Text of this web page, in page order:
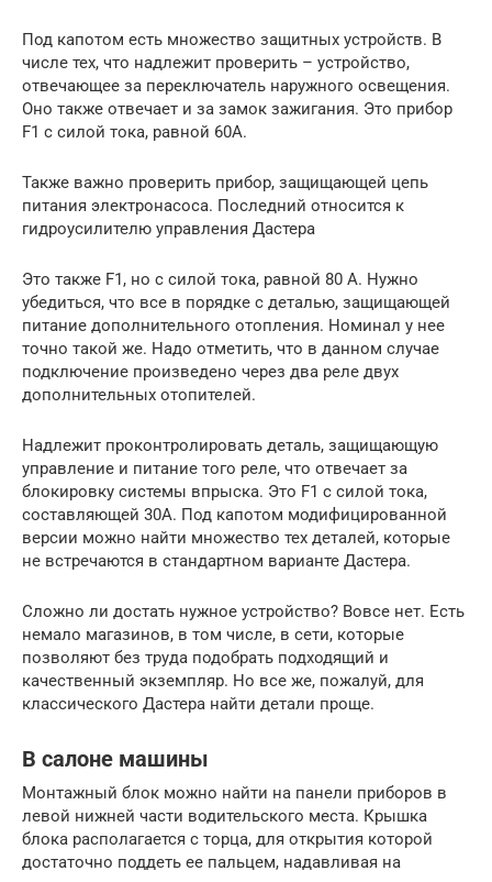
Под капотом есть множество защитных устройств. В
числе тех, что надлежит проверить – устройство,
отвечающее за переключатель наружного освещения.
Оно также отвечает и за замок зажигания. Это прибор
F1 с силой тока, равной 60А.
Также важно проверить прибор, защищающей цепь
питания электронасоса. Последний относится к
гидроусилителю управления Дастера
Это также F1, но с силой тока, равной 80 А. Нужно
убедиться, что все в порядке с деталью, защищающей
питание дополнительного отопления. Номинал у нее
точно такой же. Надо отметить, что в данном случае
подключение произведено через два реле двух
дополнительных отопителей.
Надлежит проконтролировать деталь, защищающую
управление и питание того реле, что отвечает за
блокировку системы впрыска. Это F1 с силой тока,
составляющей 30А. Под капотом модифицированной
версии можно найти множество тех деталей, которые
не встречаются в стандартном варианте Дастера.
Сложно ли достать нужное устройство? Вовсе нет. Есть
немало магазинов, в том числе, в сети, которые
позволяют без труда подобрать подходящий и
качественный экземпляр. Но все же, пожалуй, для
классического Дастера найти детали проще.
В салоне машины
Монтажный блок можно найти на панели приборов в
левой нижней части водительского места. Крышка
блока располагается с торца, для открытия которой
достаточно поддеть ее пальцем, надавливая на